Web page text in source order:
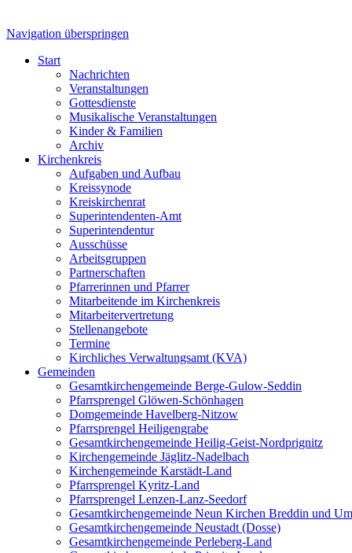
Navigation überspringen
Start
Nachrichten
Veranstaltungen
Gottesdienste
Musikalische Veranstaltungen
Kinder & Familien
Archiv
Kirchenkreis
Aufgaben und Aufbau
Kreissynode
Kreiskirchenrat
Superintendenten-Amt
Superintendentur
Ausschüsse
Arbeitsgruppen
Partnerschaften
Pfarrerinnen und Pfarrer
Mitarbeitende im Kirchenkreis
Mitarbeitervertretung
Stellenangebote
Termine
Kirchliches Verwaltungsamt (KVA)
Gemeinden
Gesamtkirchengemeinde Berge-Gulow-Seddin
Pfarrsprengel Glöwen-Schönhagen
Domgemeinde Havelberg-Nitzow
Pfarrsprengel Heiligengrabe
Gesamtkirchengemeinde Heilig-Geist-Nordprignitz
Kirchengemeinde Jäglitz-Nadelbach
Kirchengemeinde Karstädt-Land
Pfarrsprengel Kyritz-Land
Pfarrsprengel Lenzen-Lanz-Seedorf
Gesamtkirchengemeinde Neun Kirchen Breddin und
Gesamtkirchengemeinde Neustadt (Dosse)
Gesamtkirchengemeinde Perleberg-Land